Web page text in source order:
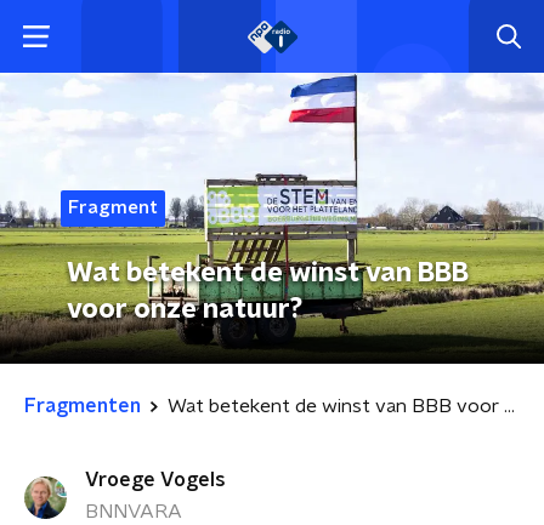
Fragment
Wat betekent de winst van BBB
voor onze natuur?
Fragmenten Wat betekent de winst van BBB voor onze natuur?
Vroege Vogels
BNNVARA